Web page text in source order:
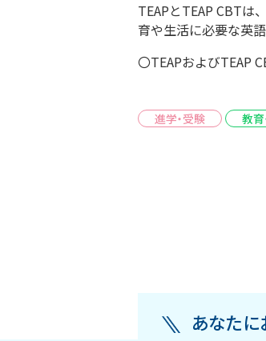
TEAPとTEAP CBTは
育や生活に必要な英
〇TEAPおよびTEAP
進学・受験 教育
あなたに